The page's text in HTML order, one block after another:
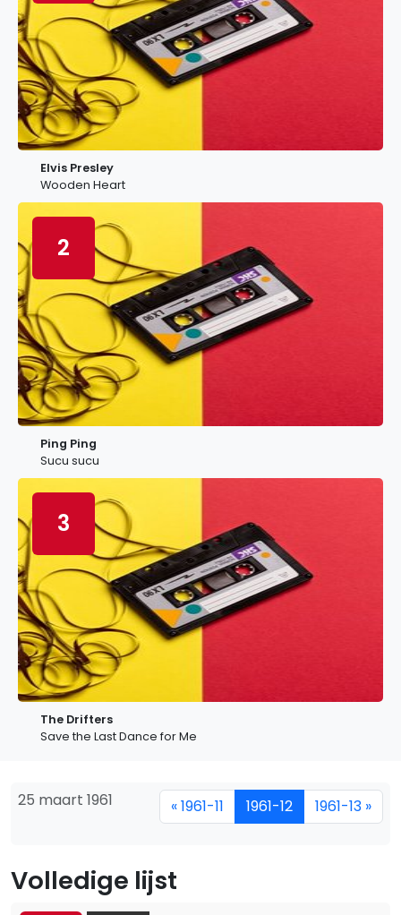
Elvis Presley
Wooden Heart
2
Ping Ping
Sucu sucu
3
The Drifters
Save the Last Dance for Me
25 maart 1961 « 1961-11 1961-12 1961-13 »
Volledige lijst